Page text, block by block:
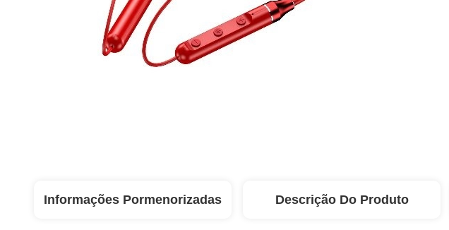
Informações Pormenorizadas Descrição Do Produto